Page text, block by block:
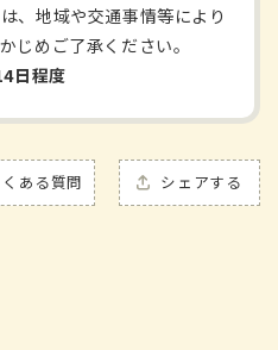
、地域や交通事情等により
じめご了承ください。
日程度
ある質問 シェアする